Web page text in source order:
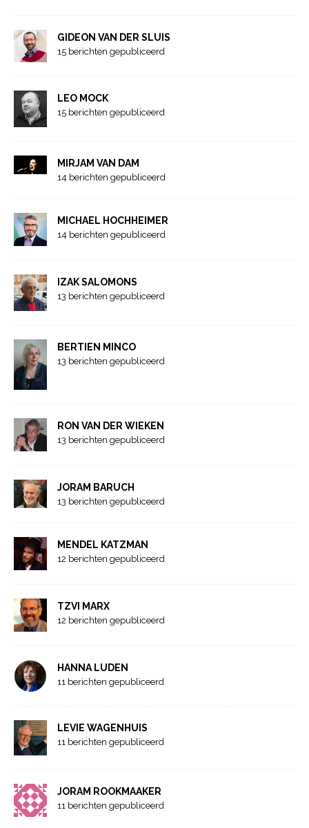
GIDEON VAN DER SLUIS
15 berichten gepubliceerd
LEO MOCK
15 berichten gepubliceerd
MIRJAM VAN DAM
14 berichten gepubliceerd
MICHAEL HOCHHEIMER
14 berichten gepubliceerd
IZAK SALOMONS
13 berichten gepubliceerd
BERTIEN MINCO
13 berichten gepubliceerd
RON VAN DER WIEKEN
13 berichten gepubliceerd
JORAM BARUCH
13 berichten gepubliceerd
MENDEL KATZMAN
12 berichten gepubliceerd
TZVI MARX
12 berichten gepubliceerd
HANNA LUDEN
11 berichten gepubliceerd
LEVIE WAGENHUIS
11 berichten gepubliceerd
JORAM ROOKMAAKER
11 berichten gepubliceerd